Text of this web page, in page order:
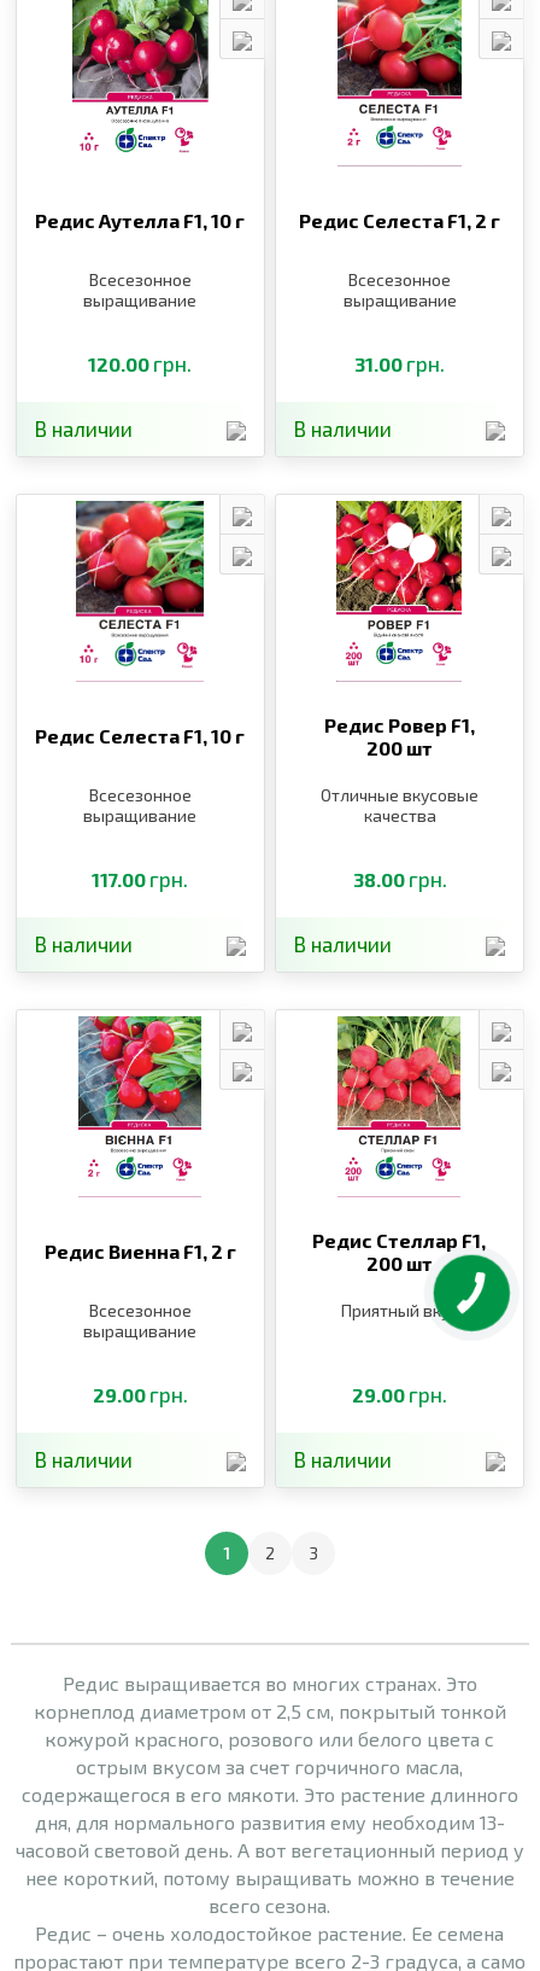
Редис Аутелла F1,10 г
Всесезонное
выращивание
120.00 грн.
В наличии
Редис Селеста F1, 2 г
Всесезонное
выращивание
31.00 грн.
В наличии
Редис Селеста F1,10 г
Всесезонное
выращивание
117.00 грн.
В наличии
Редис Ровер F1,
200 шт
Отличные вкусовые
качества
38.00 грн.
В наличии
Редис Виенна F1, 2 г
Всесезонное
выращивание
29.00 грн.
В наличии
Редис Стеллар F1,
200 шт
Приятный вкус
29.00 грн.
В наличии
1 2 3
Редис выращивается во многих странах. Это
корнеплод диаметром от 2,5 см, покрытый тонкой
кожурой красного, розового или белого цвета с
острым вкусом за счет горчичного масла,
содержащегося в его мякоти. Это растение длинного
дня, для нормального развития ему необходим 13-
часовой световой день. А вот вегетационный период у
нее короткий, потому выращивать можно в течение
всего сезона.
Редис – очень холодостойкое растение. Ее семена
прорастают при температуре всего 2-3 градуса, а само